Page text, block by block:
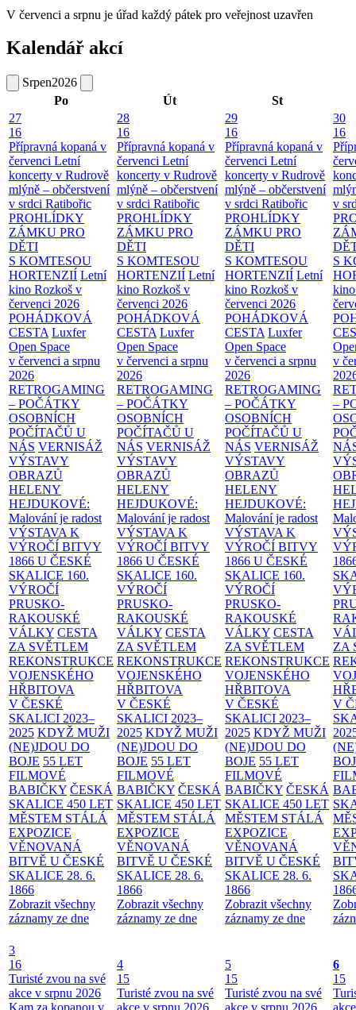
V červenci a srpnu je úřad každý pátek pro veřejnost uzavřen
Kalendář akcí
Srpen2026
Po
Út
St
27
16
Přípravná kopaná v
červenci Letní
koncerty v Rudrově
mlýně – občerstvení
v srdci Ratibořic
PROHLÍDKY
ZÁMKU PRO
DĚTI
S KOMTESOU
HORTENZIÍ Letní
kino Rozkoš v
červenci 2026
POHÁDKOVÁ
CESTA Luxfer
Open Space
v červenci a srpnu
2026
RETROGAMING
– POČÁTKY
OSOBNÍCH
POČÍTAČŮ U
NÁS VERNISÁŽ
VÝSTAVY
OBRAZŮ
HELENY
HEJDUKOVÉ:
Malování je radost
VÝSTAVA K
VÝROČÍ BITVY
1866 U ČESKÉ
SKALICE 160.
VÝROČÍ
PRUSKO-
RAKOUSKÉ
VÁLKY CESTA
ZA SVĚTLEM
REKONSTRUKCE
VOJENSKÉHO
HŘBITOVA
V ČESKÉ
SKALICI 2023–
2025 KDYŽ MUŽI
(NE)JDOU DO
BOJE 55 LET
FILMOVÉ
BABIČKY ČESKÁ
SKALICE 450 LET
MĚSTEM STÁLÁ
EXPOZICE
VĚNOVANÁ
BITVĚ U ČESKÉ
SKALICE 28. 6.
1866
Zobrazit všechny
záznamy ze dne
28
16
Přípravná kopaná v
červenci Letní
koncerty v Rudrově
mlýně – občerstvení
v srdci Ratibořic
PROHLÍDKY
ZÁMKU PRO
DĚTI
S KOMTESOU
HORTENZIÍ Letní
kino Rozkoš v
červenci 2026
POHÁDKOVÁ
CESTA Luxfer
Open Space
v červenci a srpnu
2026
RETROGAMING
– POČÁTKY
OSOBNÍCH
POČÍTAČŮ U
NÁS VERNISÁŽ
VÝSTAVY
OBRAZŮ
HELENY
HEJDUKOVÉ:
Malování je radost
VÝSTAVA K
VÝROČÍ BITVY
1866 U ČESKÉ
SKALICE 160.
VÝROČÍ
PRUSKO-
RAKOUSKÉ
VÁLKY CESTA
ZA SVĚTLEM
REKONSTRUKCE
VOJENSKÉHO
HŘBITOVA
V ČESKÉ
SKALICI 2023–
2025 KDYŽ MUŽI
(NE)JDOU DO
BOJE 55 LET
FILMOVÉ
BABIČKY ČESKÁ
SKALICE 450 LET
MĚSTEM STÁLÁ
EXPOZICE
VĚNOVANÁ
BITVĚ U ČESKÉ
SKALICE 28. 6.
1866
Zobrazit všechny
záznamy ze dne
29
16
Přípravná kopaná v
červenci Letní
koncerty v Rudrově
mlýně – občerstvení
v srdci Ratibořic
PROHLÍDKY
ZÁMKU PRO
DĚTI
S KOMTESOU
HORTENZIÍ Letní
kino Rozkoš v
červenci 2026
POHÁDKOVÁ
CESTA Luxfer
Open Space
v červenci a srpnu
2026
RETROGAMING
– POČÁTKY
OSOBNÍCH
POČÍTAČŮ U
NÁS VERNISÁŽ
VÝSTAVY
OBRAZŮ
HELENY
HEJDUKOVÉ:
Malování je radost
VÝSTAVA K
VÝROČÍ BITVY
1866 U ČESKÉ
SKALICE 160.
VÝROČÍ
PRUSKO-
RAKOUSKÉ
VÁLKY CESTA
ZA SVĚTLEM
REKONSTRUKCE
VOJENSKÉHO
HŘBITOVA
V ČESKÉ
SKALICI 2023–
2025 KDYŽ MUŽI
(NE)JDOU DO
BOJE 55 LET
FILMOVÉ
BABIČKY ČESKÁ
SKALICE 450 LET
MĚSTEM STÁLÁ
EXPOZICE
VĚNOVANÁ
BITVĚ U ČESKÉ
SKALICE 28. 6.
1866
Zobrazit všechny
záznamy ze dne
30
16
v
S
v
–
ZA
V
3
16
Turisté zvou na své
akce v srpnu 2026
4
15
Turisté zvou na své
5
15
Turisté zvou na své
6
15